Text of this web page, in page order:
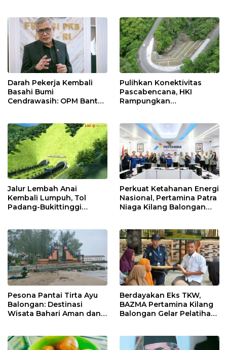
Keselamatan Kerja
Darah Pekerja Kembali
Basahi Bumi
Cendrawasih: OPM Bantai
Pulihkan Konektivitas
Pascabencana, HKI
Rampungkan
Jalur Lembah Anai
Kembali Lumpuh, Tol
Padang-Bukittinggi
Perkuat Ketahanan Energi
Nasional, Pertamina Patra
Niaga Kilang Balongan
Pesona Pantai Tirta Ayu
Balongan: Destinasi
Wisata Bahari Aman dan
Berdayakan Eks TKW,
BAZMA Pertamina Kilang
Balongan Gelar Pelatihan
Rawadalem